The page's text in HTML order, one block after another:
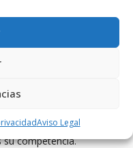
Aviso Legal
da la rioja, ha educación
nos ofrece formación.
obligacion de educar y
competencia.